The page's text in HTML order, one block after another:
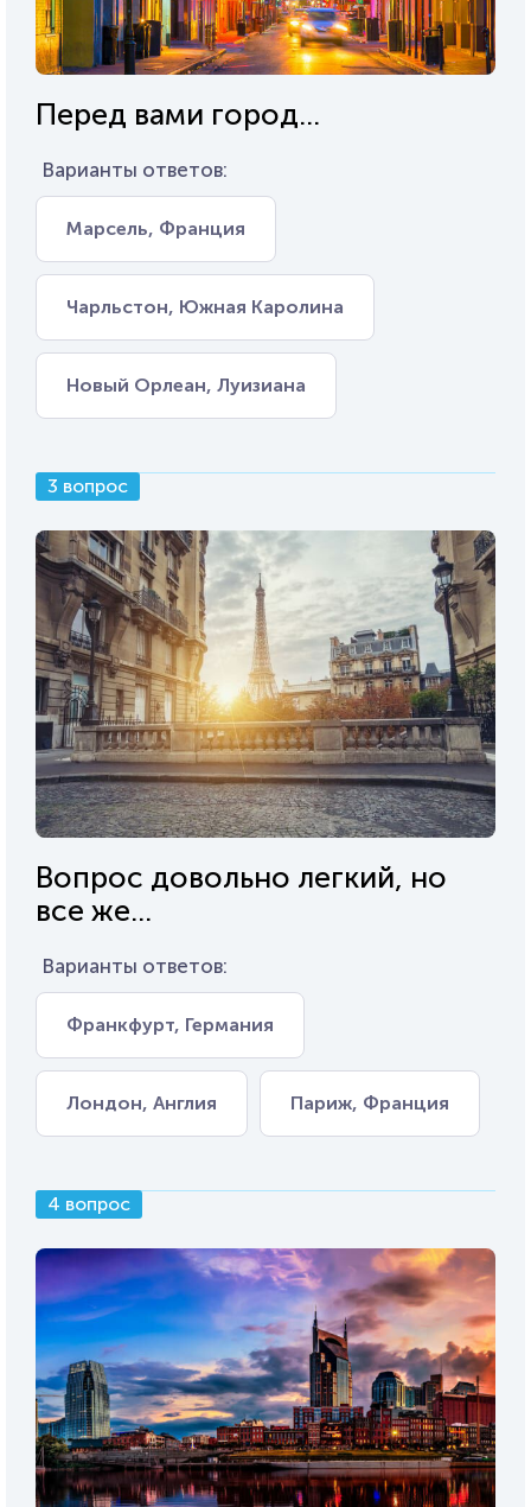
Перед вами город...
Варианты ответов:
Марсель, Франция
Чарльстон, Южная Каролина
Новый Орлеан, Луизиана
3 вопрос
Вопрос довольно легкий, но
все же...
Варианты ответов:
Франкфурт, Германия
Лондон, Англия Париж, Франция
4 вопрос